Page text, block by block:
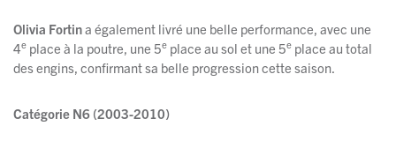
Olivia Fortina également livré une belle performance, avec une
4e place à la poutre, une 5e place au sol et une 5e place au total
des engins, confirmant sa belle progression cette saison.
Catégorie N6 (2003-2010)